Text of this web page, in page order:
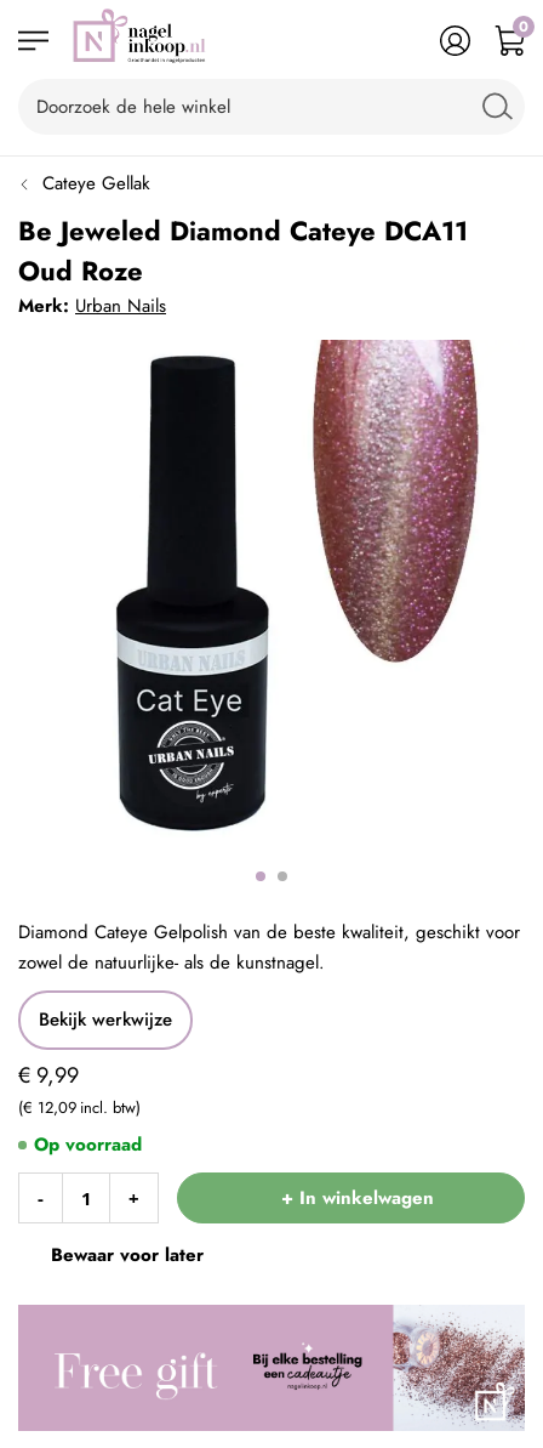
0
Cateye Gellak
Be Jeweled Diamond Cateye DCA11
Oud Roze
Merk: Urban Nails
Bekijk werkwijze
€ 9,99
€ 12,09
- + + In winkelwagen
Bewaar voor later
Op voorraad
Diamond Cateye Gelpolish van de beste kwaliteit, geschikt voor
zowel de natuurlijke- als de kunstnagel.